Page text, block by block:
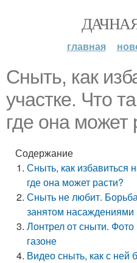
главная
Сныть, как
участке. Что
где она может
Содержание
Сныть, как избавиться
где она может расти?
Сныть не любит.
занятом насаждениями
Лонтрел от сныти.
газоне
Видео сныть, как с ней